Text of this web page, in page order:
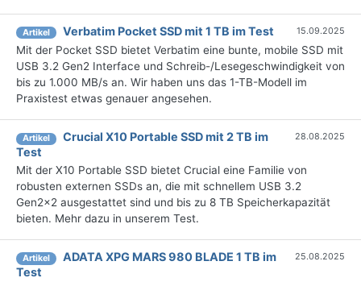
Artikel Verbatim Pocket SSD mit 1 TB im Test 15.09.2025
Mit der Pocket SSD bietet Verbatim eine bunte, mobile SSD mit
USB 3.2 Gen2 Interface und Schreib-/Lesegeschwindigkeit von
bis zu 1.000 MB/s an. Wir haben uns das 1-TB-Modell im
Praxistest etwas genauer angesehen.
Artikel
Crucial X10 Portable SSD mit 2 TB im
Test
28.08.2025
Mit der X10 Portable SSD bietet Crucial eine Familie von
robusten externen SSDs an, die mit schnellem USB 3.2
Gen2x2 ausgestattet sind und bis zu 8 TB Speicherkapazität
bieten. Mehr dazu in unserem Test.
Artikel
ADATA XPG MARS 980 BLADE 1 TB im
Test
25.08.2025